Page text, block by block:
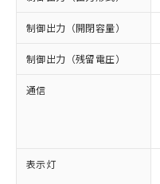
制御出力（開閉容量）
制御出力（残留電圧）
通信
表示灯